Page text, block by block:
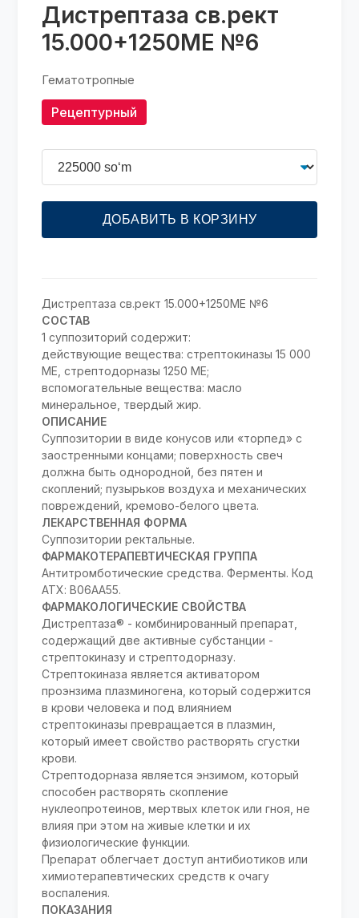
Дистрептаза св.рект
15.000+1250МЕ №6
Гематотропные
Рецептурный
ДОБАВИТЬ В КОРЗИНУ
Дистрептаза св.рект 15.000+1250МЕ №6
СОСТАВ
1 суппозиторий содержит:
действующие вещества: стрептокиназы 15 000
МЕ, стрептодорназы 1250 МЕ;
вспомогательные вещества: масло
минеральное, твердый жир.
ОПИСАНИЕ
Суппозитории в виде конусов или «торпед» с
заостренными концами; поверхность свеч
должна быть однородной, без пятен и
скоплений; пузырьков воздуха и механических
повреждений, кремово-белого цвета.
ЛЕКАРСТВЕННАЯ ФОРМА
Суппозитории ректальные.
ФАРМАКОТЕРАПЕВТИЧЕСКАЯ ГРУППА
Антитромботические средства. Ферменты. Код
АТХ: B06AA55.
ФАРМАКОЛОГИЧЕСКИЕ СВОЙСТВА
Дистрептаза® - комбинированный препарат,
содержащий две активные субстанции -
стрептокиназу и стрептодорназу.
Стрептокиназа является активатором
проэнзима плазминогена, который содержится
в крови человека и под влиянием
стрептокиназы превращается в плазмин,
который имеет свойство растворять сгустки
крови.
Стрептодорназа является энзимом, который
способен растворять скопление
нуклеопротеинов, мертвых клеток или гноя, не
влияя при этом на живые клетки и их
физиологические функции.
Препарат облегчает доступ антибиотиков или
химиотерапевтических средств к очагу
воспаления.
ПОКАЗАНИЯ